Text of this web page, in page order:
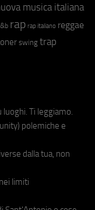
musica italiana
rap rap italiano reggae
swing trap
luoghi. Ti leggiamo.
polemiche e
dalla tua, non
limiti